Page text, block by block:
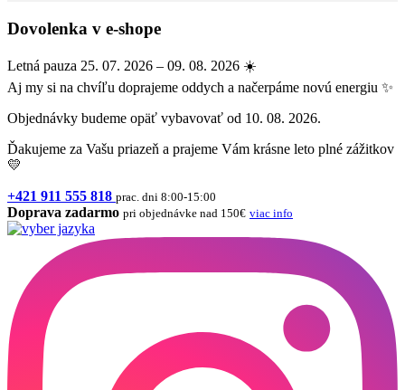
Dovolenka v e-shope
Letná pauza 25. 07. 2026 – 09. 08. 2026 ☀️
Aj my si na chvíľu doprajeme oddych a načerpáme novú energiu ✨
Objednávky budeme opäť vybavovať od 10. 08. 2026.
Ďakujeme za Vašu priazeň a prajeme Vám krásne leto plné zážitkov
💛
+421 911 555 818 prac. dni 8:00-15:00
Doprava zadarmo pri objednávke nad 150€ viac info